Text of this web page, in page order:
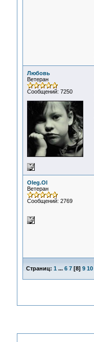
Любовь
Ветеран
Сообщений: 7250
Oleg.Ol
Ветеран
Сообщений: 2769
Страниц: 1 ... 6 7[8] 9 10